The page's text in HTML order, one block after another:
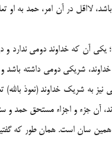
لااقل در آن امر، حمد
يكي آن كه خداوند دومي ندارد
شريكي دومي داشته
به شريك خداوند (نعوذ بالله)
آن جزء و اجزاء مستحق
همين سان است. همان طور كه